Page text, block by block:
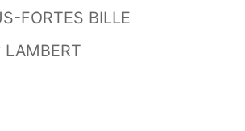
FORTES BILLE